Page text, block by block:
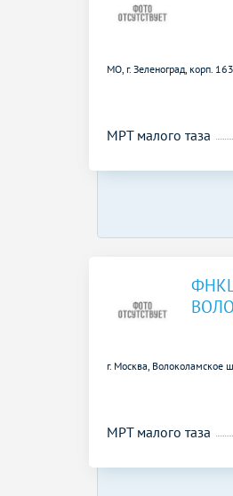
МО, г. Зеленоград, корп.
МРТ малого таза
г. Москва, Волоколамское
МРТ малого таза